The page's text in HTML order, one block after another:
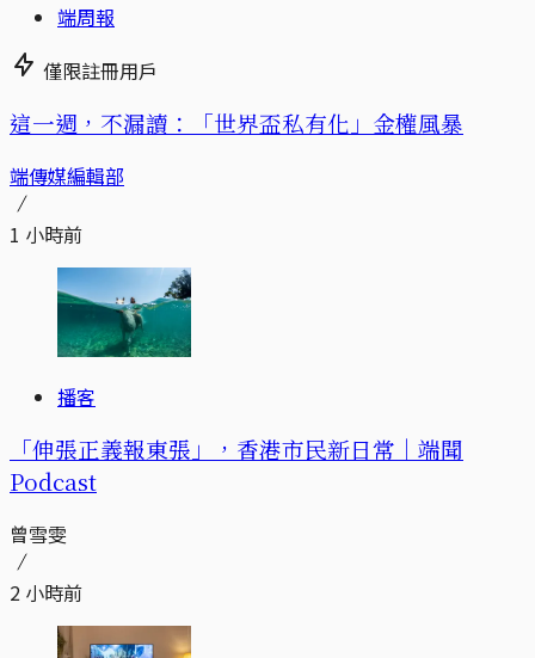
端周報
僅限註冊用戶
這一週，不漏讀：「世界盃私有化」金權風暴
端傳媒編輯部
1 小時前
播客
「伸張正義報東張」，香港市民新日常｜端聞
Podcast
曾雪雯
2 小時前